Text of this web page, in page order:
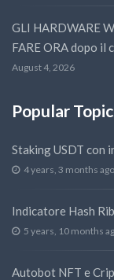
GLI HARDWARE
FARE ORA dopo il
August 4, 2026
Popular
Staking USDT con
4 years, 3 months ago
Indicatore Hash
5 years, 10 months
Autobot NFT e